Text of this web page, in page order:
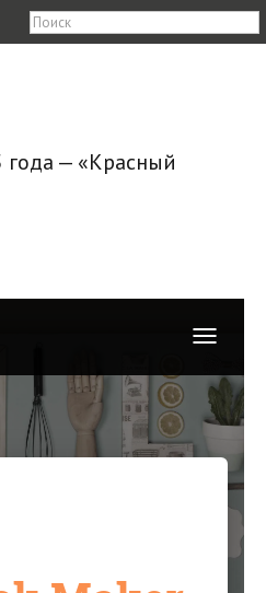
— «Красный